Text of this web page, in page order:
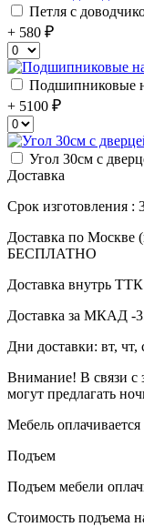
Петля с
+ 580
Подшипниковые
+ 5100
Угол 30см с
Доставка
Срок изготовления :
Доставка по
БЕСПЛАТНО
Доставка внутрь
Доставка за МКАД -
Дни доставки: вт, чт,
Внимание! В связи с
могут предлагать
Мебель
Подъем
Подъем мебели
Стоимость подъема